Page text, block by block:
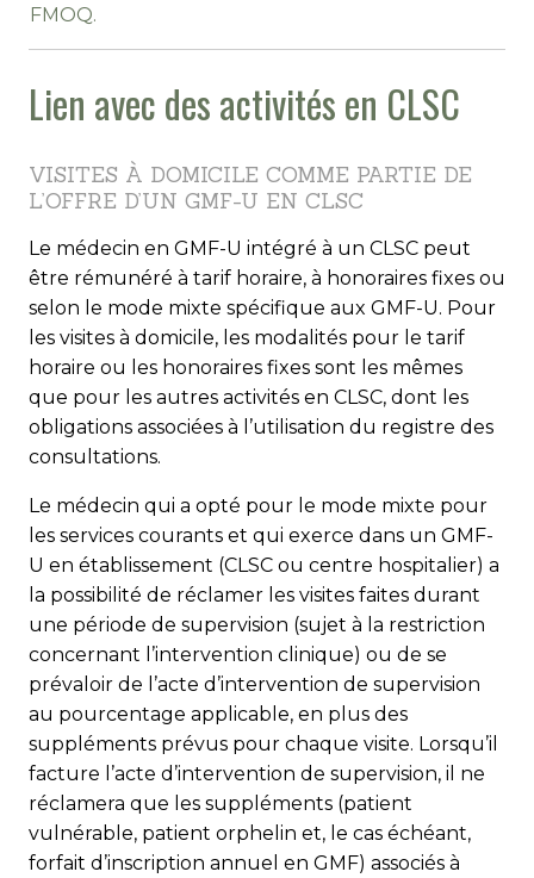
FMOQ.
Lien avec des activités en CLSC
VISITES À DOMICILE COMME PARTIE DE
L’OFFRE D’UN GMF-U EN CLSC
Le médecin en GMF-U intégré à un CLSC peut
être rémunéré à tarif horaire, à honoraires fixes ou
selon le mode mixte spécifique aux GMF-U. Pour
les visites à domicile, les modalités pour le tarif
horaire ou les honoraires fixes sont les mêmes
que pour les autres activités en CLSC, dont les
obligations associées à l’utilisation du registre des
consultations.
Le médecin qui a opté pour le mode mixte pour
les services courants et qui exerce dans un GMF-
U en établissement (CLSC ou centre hospitalier) a
la possibilité de réclamer les visites faites durant
une période de supervision (sujet à la restriction
concernant l’intervention clinique) ou de se
prévaloir de l’acte d’intervention de supervision
au pourcentage applicable, en plus des
suppléments prévus pour chaque visite. Lorsqu’il
facture l’acte d’intervention de supervision, il ne
réclamera que les suppléments (patient
vulnérable, patient orphelin et, le cas échéant,
forfait d’inscription annuel en GMF) associés à